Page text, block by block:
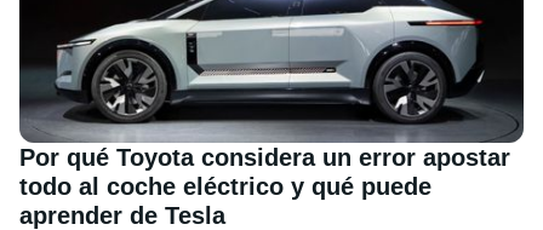
Por qué Toyota considera un error apostar
todo al coche eléctrico y qué puede
aprender de Tesla